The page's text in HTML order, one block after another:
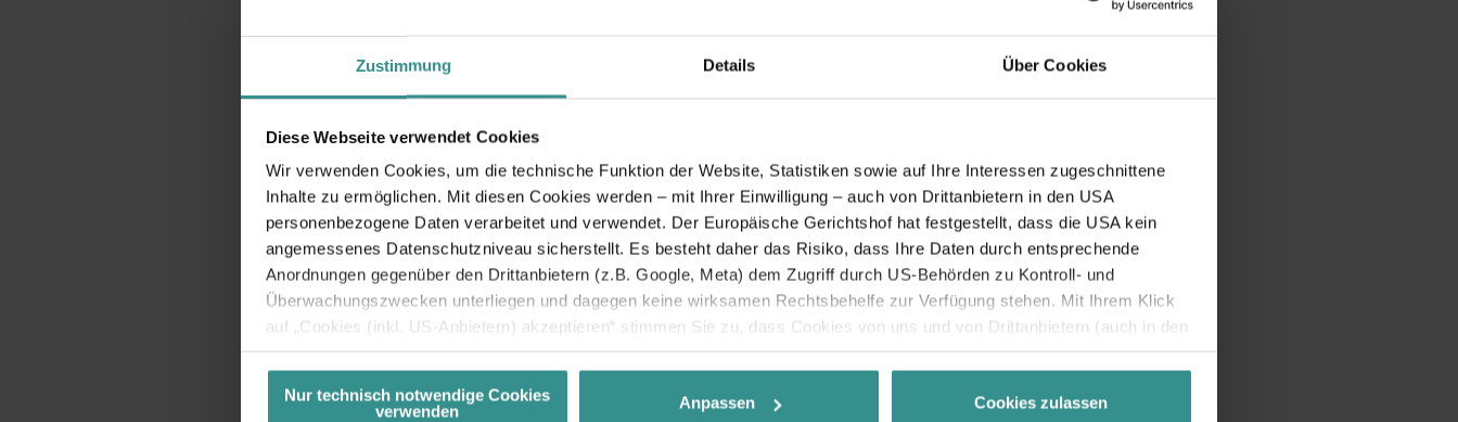
Zustimmung Details Über Cookies
Diese Webseite verwendet Cookies
Wir verwenden Cookies, um die technische Funktion der Website, Statistiken sowie auf Ihre Interessen zugeschnittene
Inhalte zu ermöglichen. Mit diesen Cookies werden – mit Ihrer Einwilligung – auch von Drittanbietern in den USA
personenbezogene Daten verarbeitet und verwendet. Der Europäische Gerichtshof hat festgestellt, dass die USA kein
angemessenes Datenschutzniveau sicherstellt. Es besteht daher das Risiko, dass Ihre Daten durch entsprechende
Anordnungen gegenüber den Drittanbietern (z.B. Google, Meta) dem Zugriff durch US-Behörden zu Kontroll- und
Überwachungszwecken unterliegen und dagegen keine wirksamen Rechtsbehelfe zur Verfügung stehen. Mit Ihrem Klick
auf „Cookies (inkl. US-Anbietern) akzeptieren“ stimmen Sie zu, dass Cookies von uns und von Drittanbietern (auch in den
Nur technisch notwendige Cookies
verwenden
Anpassen Cookies zulassen